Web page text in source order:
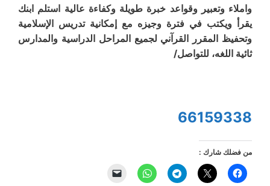
واملاء وتعبير وقواعد خبرة طويلة وكفاءة عالية استلم ابنك
يقرأ ويكتب في فترة وجيزه مع إمكانية تدريس الإسلامية
وتحفيظ المقرر القرآني لجميع المراحل الدراسية والمدارس
ثائية اللغه، للتواصل/
66159338
من فضلك شارك :